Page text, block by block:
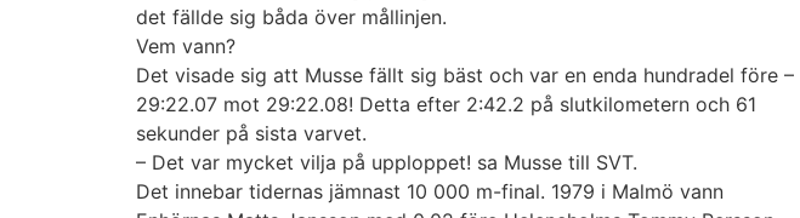
det fällde sig båda över mållinjen.
Vem vann?
Det visade sig att Musse fällt sig bäst och var en enda hundradel före –
29:22.07 mot 29:22.08! Detta efter 2:42.2 på slutkilometern och 61
sekunder på sista varvet.
– Det var mycket vilja på upploppet! sa Musse till SVT.
Det innebar tidernas jämnast 10 000 m-final. 1979 i Malmö vann